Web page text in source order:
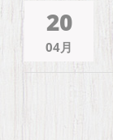
20
04月